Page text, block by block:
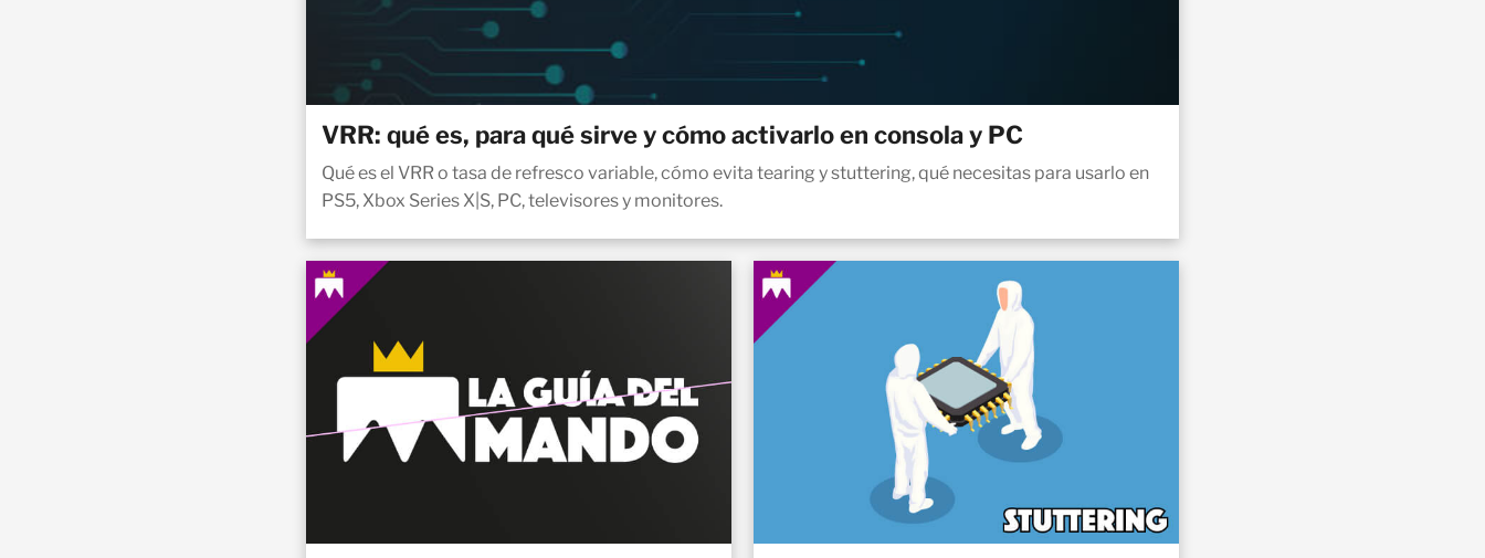
VRR: qué es, para qué sirve y cómo activarlo en consola y PC
Qué es el VRR o tasa de refresco variable, cómo evita tearing y stuttering, qué necesitas para usarlo en
PS5, Xbox Series X|S, PC, televisores y monitores.